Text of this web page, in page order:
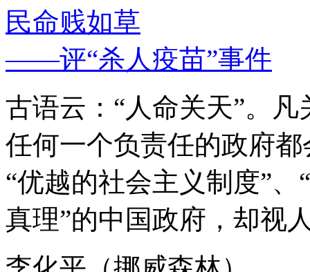
民命贱如草
——评“杀人疫苗”事件
古语云：“人命关天”。
任何一个负责任的政府
“优越的社会主义制度”
真理”的中国政府，却视